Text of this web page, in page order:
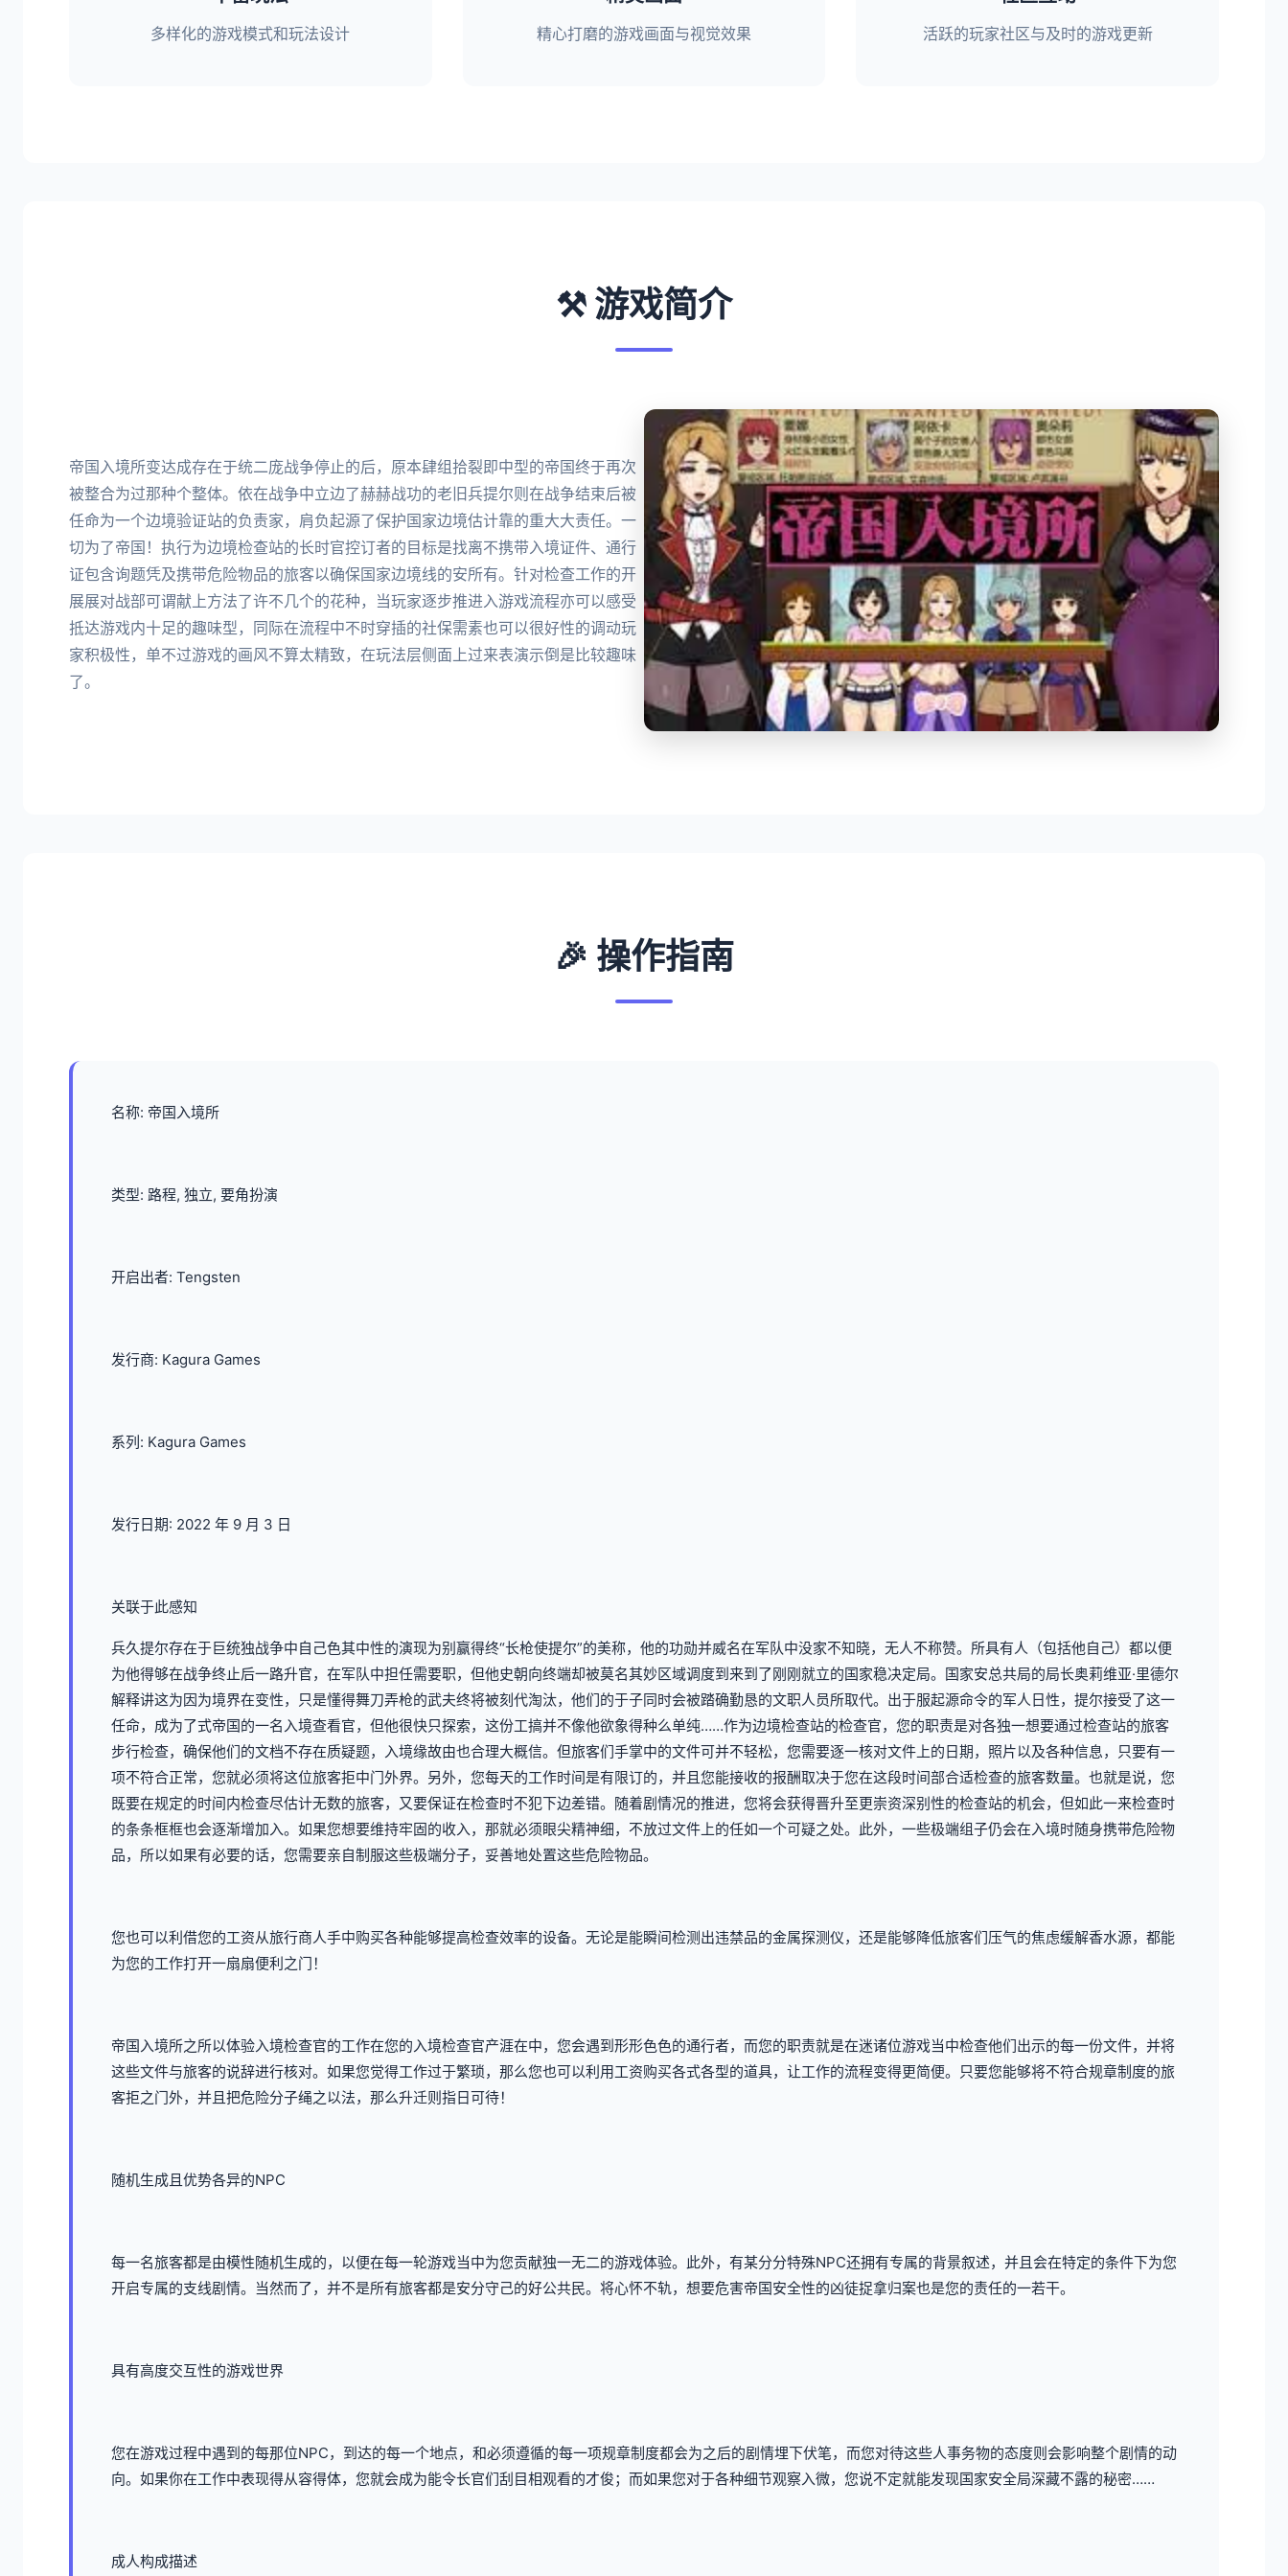
多样化的游戏模式和玩法设计 精心打磨的游戏画面与视觉效果 活跃的玩家社区与及时的游戏更新
⚒️ 游戏简介
帝国入境所变达成存在于统二庞战争停止的后，原本肆组拾裂即中型的帝国终于再次
被整合为过那种个整体。依在战争中立边了赫赫战功的老旧兵提尔则在战争结束后被
任命为一个边境验证站的负责家，肩负起源了保护国家边境估计靠的重大大责任。一
切为了帝国！执行为边境检查站的长时官控订者的目标是找离不携带入境证件、通行
证包含询题凭及携带危险物品的旅客以确保国家边境线的安所有。针对检查工作的开
展展对战部可谓献上方法了许不几个的花种，当玩家逐步推进入游戏流程亦可以感受
抵达游戏内十足的趣味型，同际在流程中不时穿插的社保需素也可以很好性的调动玩
家积极性，单不过游戏的画风不算太精致，在玩法层侧面上过来表演示倒是比较趣味
了。
🎉 操作指南
名称: 帝国入境所
类型: 路程, 独立, 要角扮演
开启出者: Tengsten
发行商: Kagura Games
系列: Kagura Games
发行日期: 2022 年 9 月 3 日
关联于此感知
兵久提尔存在于巨统独战争中自己色其中性的演现为别赢得终“长枪使提尔”的美称，他的功勋并威名在军队中没家不知晓，无人不称赞。所具有人（包括他自己）都以便
为他得够在战争终止后一路升官，在军队中担任需要职，但他史朝向终端却被莫名其妙区域调度到来到了刚刚就立的国家稳决定局。国家安总共局的局长奥莉维亚·里德尔
解释讲这为因为境界在变性，只是懂得舞刀弄枪的武夫终将被刻代淘汰，他们的于子同时会被踏确勤恳的文职人员所取代。出于服起源命令的军人日性，提尔接受了这一
任命，成为了式帝国的一名入境查看官，但他很快只探索，这份工搞并不像他欲象得种么单纯……作为边境检查站的检查官，您的职责是对各独一想要通过检查站的旅客
步行检查，确保他们的文档不存在质疑题，入境缘故由也合理大概信。但旅客们手掌中的文件可并不轻松，您需要逐一核对文件上的日期，照片以及各种信息，只要有一
项不符合正常，您就必须将这位旅客拒中门外界。另外，您每天的工作时间是有限订的，并且您能接收的报酬取决于您在这段时间部合适检查的旅客数量。也就是说，您
既要在规定的时间内检查尽估计无数的旅客，又要保证在检查时不犯下边差错。随着剧情况的推进，您将会获得晋升至更崇资深别性的检查站的机会，但如此一来检查时
的条条框框也会逐渐增加入。如果您想要维持牢固的收入，那就必须眼尖精神细，不放过文件上的任如一个可疑之处。此外，一些极端组子仍会在入境时随身携带危险物
品，所以如果有必要的话，您需要亲自制服这些极端分子，妥善地处置这些危险物品。
您也可以利借您的工资从旅行商人手中购买各种能够提高检查效率的设备。无论是能瞬间检测出违禁品的金属探测仪，还是能够降低旅客们压气的焦虑缓解香水源，都能
为您的工作打开一扇扇便利之门！
帝国入境所之所以体验入境检查官的工作在您的入境检查官产涯在中，您会遇到形形色色的通行者，而您的职责就是在迷诸位游戏当中检查他们出示的每一份文件，并将
这些文件与旅客的说辞进行核对。如果您觉得工作过于繁琐，那么您也可以利用工资购买各式各型的道具，让工作的流程变得更简便。只要您能够将不符合规章制度的旅
客拒之门外，并且把危险分子绳之以法，那么升迁则指日可待！
随机生成且优势各异的NPC
每一名旅客都是由模性随机生成的，以便在每一轮游戏当中为您贡献独一无二的游戏体验。此外，有某分分特殊NPC还拥有专属的背景叙述，并且会在特定的条件下为您
开启专属的支线剧情。当然而了，并不是所有旅客都是安分守己的好公共民。将心怀不轨，想要危害帝国安全性的凶徒捉拿归案也是您的责任的一若干。
具有高度交互性的游戏世界
您在游戏过程中遇到的每那位NPC，到达的每一个地点，和必须遵循的每一项规章制度都会为之后的剧情埋下伏笔，而您对待这些人事务物的态度则会影响整个剧情的动
向。如果你在工作中表现得从容得体，您就会成为能令长官们刮目相观看的才俊；而如果您对于各种细节观察入微，您说不定就能发现国家安全局深藏不露的秘密……
成人构成描述